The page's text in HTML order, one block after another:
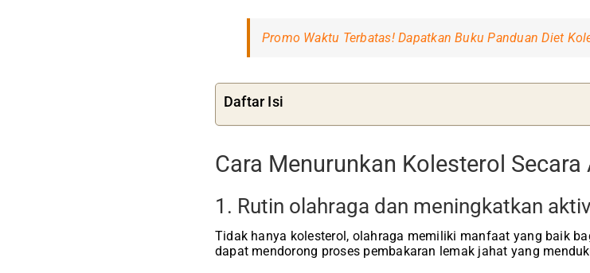
Promo Waktu Terbatas! Dapatkan Buku Panduan Diet
Daftar Isi
Cara Menurunkan Kolesterol Secara
1. Rutin olahraga dan meningkatkan
Tidak hanya kolesterol, olahraga memiliki manfaat yang baik
dapat mendorong proses pembakaran lemak jahat yang